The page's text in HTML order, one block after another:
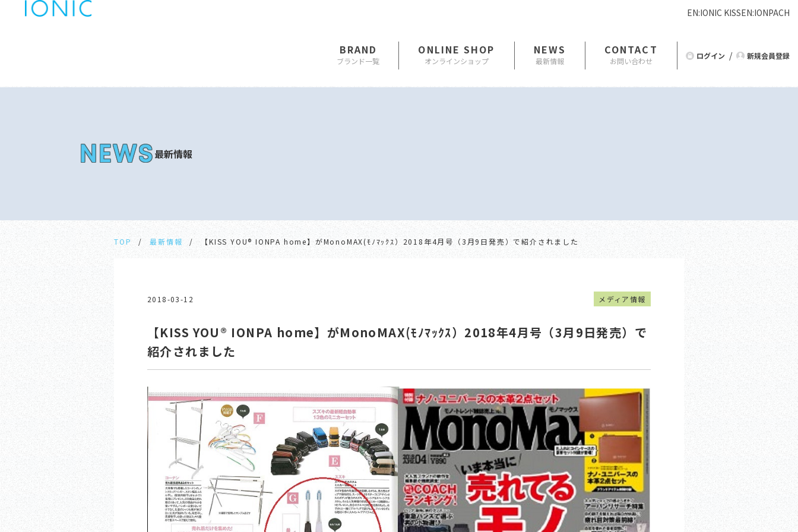
BRAND ONLINE SHOP NEWS CONTACT 新規会員登録
ログイン
EN:IONIC KISSEN:IONPACH
最新情報
TOP 最新情報 【KISS YOU® IONPA home】がMonoMAX(ﾓﾉﾏｯｸｽ）2018年4月号（3月9日発売）で紹介されました
2018-03-12 メディア情報
【KISS YOU® IONPA home】がMonoMAX(ﾓﾉﾏｯｸｽ）2018年4月号（3月9日発売）で
紹介されました